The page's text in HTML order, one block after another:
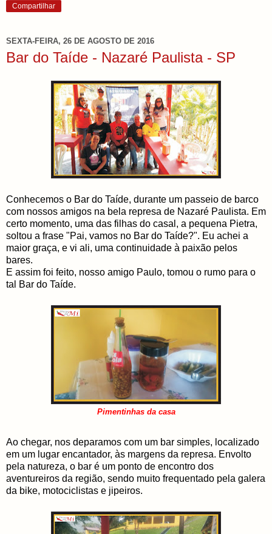
Compartilhar
SEXTA-FEIRA, 26 DE AGOSTO DE 2016
Bar do Taíde - Nazaré Paulista - SP
Conhecemos o Bar do Taíde, durante um passeio de barco
com nossos amigos na bela represa de Nazaré Paulista. Em
certo momento, uma das filhas do casal, a pequena Pietra,
soltou a frase "Pai, vamos no Bar do Taíde?". Eu achei a
maior graça, e vi ali, uma continuidade à paixão pelos
bares.
E assim foi feito, nosso amigo Paulo, tomou o rumo para o
tal Bar do Taíde.
Pimentinhas da casa
Ao chegar, nos deparamos com um bar simples, localizado
em um lugar encantador, às margens da represa. Envolto
pela natureza, o bar é um ponto de encontro dos
aventureiros da região, sendo muito frequentado pela galera
da bike, motociclistas e jipeiros.